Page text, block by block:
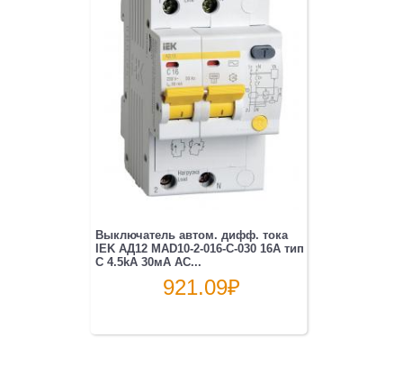
Выключатель автом. дифф. тока
IEK АД12 MAD10-2-016-C-030 16A тип
C 4.5kA 30мА AC...
921.09₽